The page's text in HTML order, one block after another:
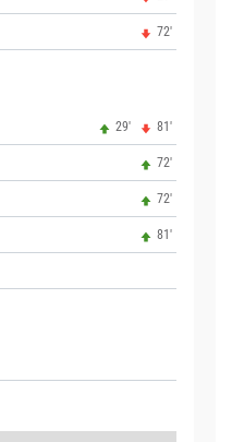
72'
29' 81'
72'
72'
81'